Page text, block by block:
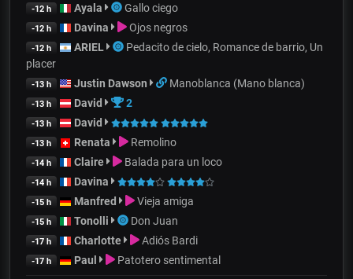
-12 h Ayala Gallo ciego
-12 h Davina Ojos negros
-12 h ARIEL
Pedacito de cielo, Romance de barrio, Un
placer
-13 h Justin Dawson Manoblanca (Mano blanca)
-13 h David 2
-13 h David
-13 h Renata Remolino
-14 h Claire Balada para un loco
-14 h Davina
-15 h Manfred Vieja amiga
-15 h Tonolli Don Juan
-17 h Charlotte Adiós Bardi
-17 h Paul Patotero sentimental